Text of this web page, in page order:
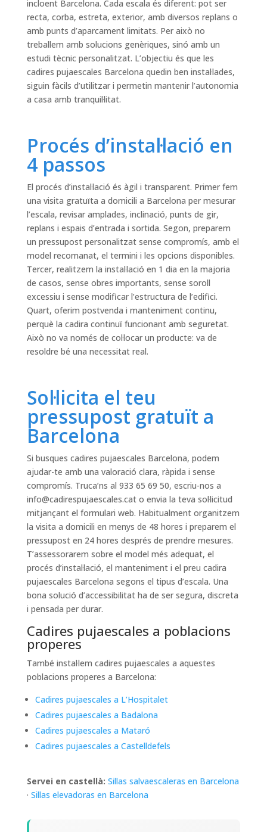
incloent Barcelona. Cada escala és diferent: pot ser
recta, corba, estreta, exterior, amb diversos replans o
amb punts d’aparcament limitats. Per això no
treballem amb solucions genèriques, sinó amb un
estudi tècnic personalitzat. L’objectiu és que les
cadires pujaescales Barcelona quedin ben instal·lades,
siguin fàcils d’utilitzar i permetin mantenir l’autonomia
a casa amb tranquil·litat.
Procés d’instal·lació en
4 passos
El procés d’instal·lació és àgil i transparent. Primer fem
una visita gratuïta a domicili a Barcelona per mesurar
l’escala, revisar amplades, inclinació, punts de gir,
replans i espais d’entrada i sortida. Segon, preparem
un pressupost personalitzat sense compromís, amb el
model recomanat, el termini i les opcions disponibles.
Tercer, realitzem la instal·lació en 1 dia en la majoria
de casos, sense obres importants, sense soroll
excessiu i sense modificar l’estructura de l’edifici.
Quart, oferim postvenda i manteniment continu,
perquè la cadira continuï funcionant amb seguretat.
Això no va només de col·locar un producte: va de
resoldre bé una necessitat real.
Sol·licita el teu
pressupost gratuït a
Barcelona
Si busques cadires pujaescales Barcelona, podem
ajudar-te amb una valoració clara, ràpida i sense
compromís. Truca’ns al 933 65 69 50, escriu-nos a
info@cadirespujaescales.cato envia la teva sol·licitud
mitjançant el formulari web. Habitualment organitzem
la visita a domicili en menys de 48 hores i preparem el
pressupost en 24 hores després de prendre mesures.
T’assessorarem sobre el model més adequat, el
procés d’instal·lació, el manteniment i el preu cadira
pujaescales Barcelona segons el tipus d’escala. Una
bona solució d’accessibilitat ha de ser segura, discreta
i pensada per durar.
Cadires pujaescales a poblacions
properes
També instal·lem cadires pujaescales a aquestes
poblacions properes a Barcelona:
Cadires pujaescales a L’Hospitalet
Cadires pujaescales a Badalona
Cadires pujaescales a Mataró
Cadires pujaescales a Castelldefels
Servei en castellà: Sillas salvaescaleras en Barcelona
· Sillas elevadoras en Barcelona